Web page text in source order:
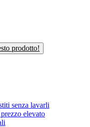
prodotto!
senza lavarli
elevato